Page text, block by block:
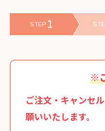
STEP 1
※
ご注文・キャンセ
願いいたします。